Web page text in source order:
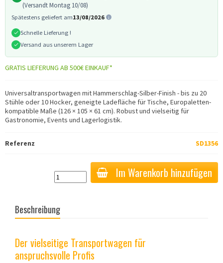
(Versandt Montag 10/08)
Spätestens geliefert am13/08/2026
Schnelle Lieferung !
Versand aus unserem Lager
GRATIS LIEFERUNG AB 500€ EINKAUF*
Universaltransportwagen mit Hammerschlag-Silber-Finish - bis zu 20
Stühle oder 10 Hocker, geneigte Ladefläche für Tische, Europaletten-
kompatible Maße (126 × 105 × 61 cm). Robust und vielseitig für
Gastronomie, Events und Lagerlogistik.
Referenz SD1356
Im Warenkorb hinzufügen
Beschreibung
Der vielseitige Transportwagen für
anspruchsvolle Profis